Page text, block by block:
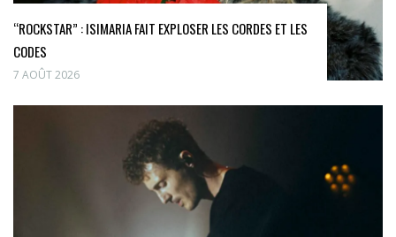
“ROCKSTAR” : ISIMARIA FAIT EXPLOSER LES CORDES ET LES
CODES
7 AOÛT 2026